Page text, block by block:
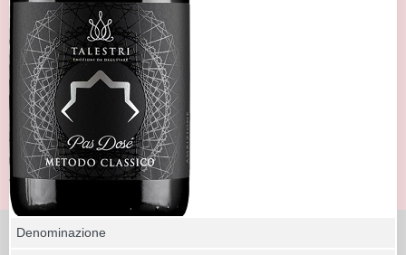
Denominazione